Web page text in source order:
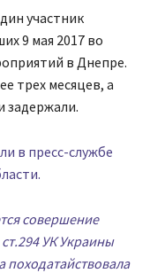
участник
9 мая 2017 во
в Днепре.
трех месяцев, а
задержали.
в пресс-службе
совершение
УК Украины
походатайствовала